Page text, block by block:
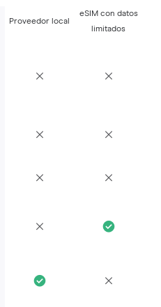
Proveedor local
eSIM con datos
limitados